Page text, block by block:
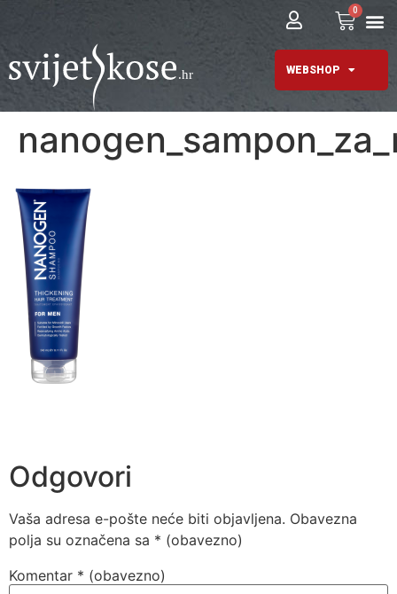
0
WEBSHOP
Odgovori
Vaša adresa e-pošte neće biti objavljena. Obavezna
polja su označena sa * (obavezno)
Komentar * (obavezno)